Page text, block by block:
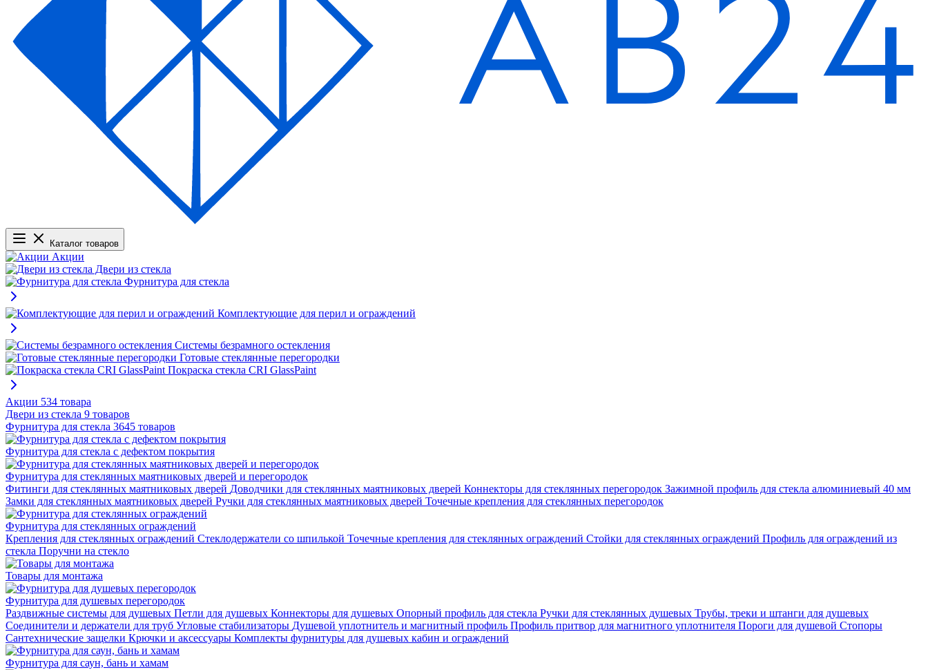
Каталог товаров
Акции
Двери из стекла
Фурнитура для стекла
Комплектующие для перил и ограждений
Системы безрамного остекления
Готовые стеклянные перегородки
Покраска стекла CRI GlassPaint
Акции 534 товара
Двери из стекла 9 товаров
Фурнитура для стекла 3645 товаров
Фурнитура для стекла с дефектом покрытия
Фурнитура для стеклянных маятниковых дверей и перегородок
Фитинги для стеклянных маятниковых дверей Доводчики для стеклянных маятниковых дверей Коннекторы для стеклянных перегородок Зажимной профиль для стекла алюминиевый 40 мм
Замки для стеклянных маятниковых дверей Ручки для стеклянных маятниковых дверей Точечные крепления для стеклянных перегородок
Фурнитура для стеклянных ограждений
Крепления для стеклянных ограждений Стеклодержатели со шпилькой Точечные крепления для стеклянных ограждений Стойки для стеклянных ограждений Профиль для ограждений из
стекла Поручни на стекло
Товары для монтажа
Фурнитура для душевых перегородок
Раздвижные системы для душевых Петли для душевых Коннекторы для душевых Опорный профиль для стекла Ручки для стеклянных душевых Трубы, треки и штанги для душевых
Соединители и держатели для труб Угловые стабилизаторы Душевой уплотнитель и магнитный профиль Профиль притвор для магнитного уплотнителя Пороги для душевой Стопоры
Сантехнические защелки Крючки и аксессуары Комплекты фурнитуры для душевых кабин и ограждений
Фурнитура для саун, бань и хамам